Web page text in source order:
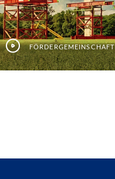
Fördergemeinschaft